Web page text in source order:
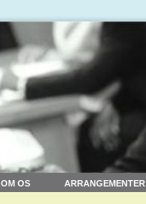
OM OS ARRANGEMENTER